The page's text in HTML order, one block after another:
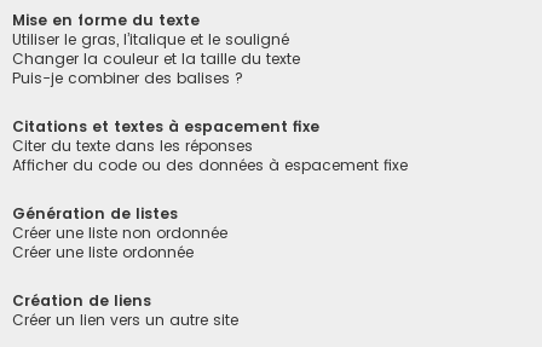
Mise en forme du texte
Utiliser le gras, l’italique et le souligné
Changer la couleur et la taille du texte
Puis-je combiner des balises ?
Citations et textes à espacement fixe
Citer du texte dans les réponses
Afficher du code ou des données à espacement fixe
Génération de listes
Créer une liste non ordonnée
Créer une liste ordonnée
Création de liens
Créer un lien vers un autre site